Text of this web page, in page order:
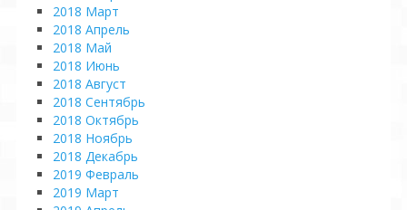
2018 Март
2018 Апрель
2018 Май
2018 Июнь
2018 Август
2018 Сентябрь
2018 Октябрь
2018 Ноябрь
2018 Декабрь
2019 Февраль
2019 Март